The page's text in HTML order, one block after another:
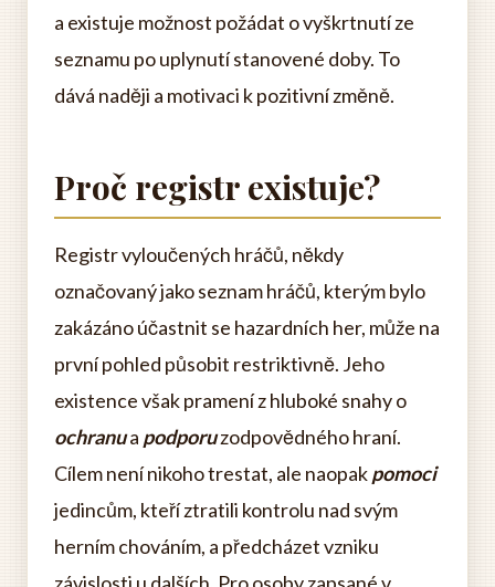
a existuje možnost požádat o vyškrtnutí ze
seznamu po uplynutí stanovené doby. To
dává naději a motivaci k pozitivní změně.
Proč registr existuje?
Registr vyloučených hráčů, někdy
označovaný jako seznam hráčů, kterým bylo
zakázáno účastnit se hazardních her, může na
první pohled působit restriktivně. Jeho
existence však pramení z hluboké snahy o
ochranua podporuzodpovědného hraní.
Cílem není nikoho trestat, ale naopakpomoci
jedincům, kteří ztratili kontrolu nad svým
herním chováním, a předcházet vzniku